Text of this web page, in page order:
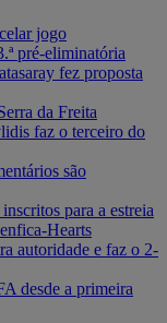
jogo
pré-eliminatória
fez proposta
da Freita
faz o terceiro do
são
para a estreia
Hearts
autoridade e faz o 2-
desde a primeira